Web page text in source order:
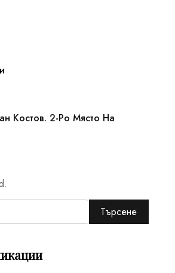
Костов. 2-Ро Място На
Търсене